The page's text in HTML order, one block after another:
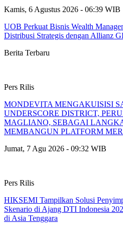
Kamis, 6 Agustus 2026 - 06:39 WIB
UOB Perkuat Bisnis Wealth
Distribusi Strategis dengan Allianz
Berita Terbaru
Pers Rilis
MONDEVITA MENGAKUISISI
UNDERSCORE DISTRICT,
MAGLIANO, SEBAGAI
MEMBANGUN PLATFORM
Jumat, 7 Agu 2026 - 09:32 WIB
Pers Rilis
HIKSEMI Tampilkan Solusi
Skenario di Ajang DTI Indonesia
di Asia Tenggara